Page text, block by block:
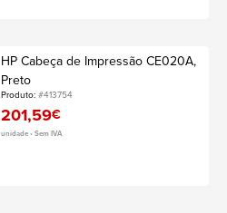
HP Cabeça de Impressão CE020A,
Preto
Produto:#413754
201,59€
unidade • Sem IVA